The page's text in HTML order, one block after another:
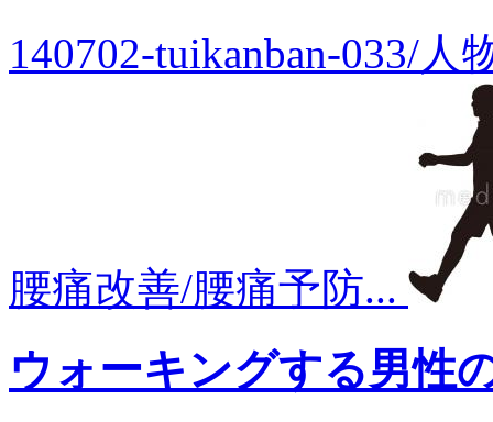
140702-tuikanban-033/
腰痛改善/腰痛予防...
ウォーキングする男性